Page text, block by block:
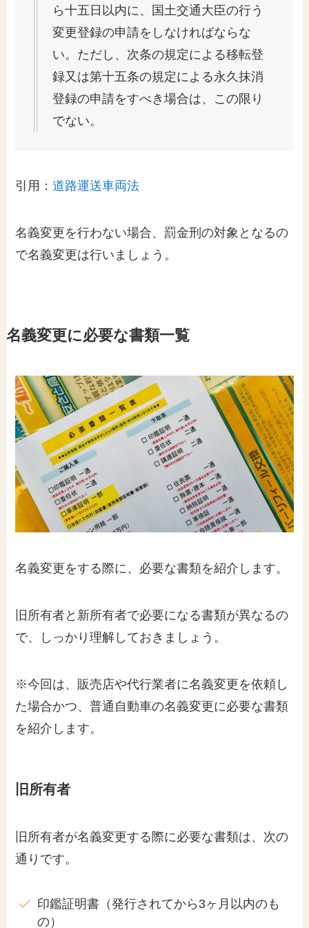
ら十五日以内に、国土交通大臣の行う
変更登録の申請をしなければならな
い。ただし、次条の規定による移転登
録又は第十五条の規定による永久抹消
登録の申請をすべき場合は、この限り
でない。
引用：道路運送車両法
名義変更を行わない場合、罰金刑の対象となるの
で名義変更は行いましょう。
名義変更に必要な書類一覧
名義変更をする際に、必要な書類を紹介します。
旧所有者と新所有者で必要になる書類が異なるの
で、しっかり理解しておきましょう。
※今回は、販売店や代行業者に名義変更を依頼し
た場合かつ、普通自動車の名義変更に必要な書類
を紹介します。
旧所有者
旧所有者が名義変更する際に必要な書類は、次の
通りです。
印鑑証明書（発行されてから3ヶ月以内のも
の）